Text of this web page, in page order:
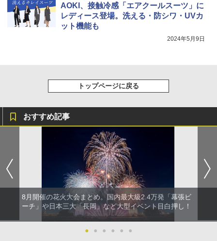
AOKI、接触冷感「エアクールスーツ」に
レディース登場。洗える・防シワ・UVカ
ット機能も
2024年5月9日
トップページに戻る
おすすめ記事
8月開催の花火大会まとめ。国内最大級2.4万発「幕張ビ
ーチ」や日本三大「長岡」など大型イベント目白押し！
● ● ● ● ● ●